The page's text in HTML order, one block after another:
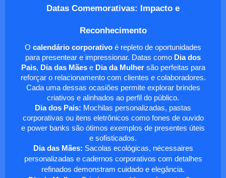
Datas Comemorativas: Impacto e
Reconhecimento
O calendário corporativo é repleto de oportunidades
para presentear e impressionar. Datas como Dia dos
Pais, Dia das Mãese Dia da Mulhersão perfeitas para
reforçar o relacionamento com clientes e colaboradores.
Cada uma dessas ocasiões permite explorar brindes
criativos e alinhados ao perfil do público.
Dia dos Pais: Mochilas personalizadas, pastas
corporativas ou itens eletrônicos como fones de ouvido
e power banks são ótimos exemplos de presentes úteis
e sofisticados.
Dia das Mães: Sacolas ecológicas, nécessaires
personalizadas e cadernos corporativos com detalhes
refinados demonstram cuidado e elegância.